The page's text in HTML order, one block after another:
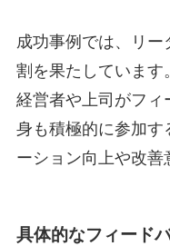
成功事例では、リ
割を果たしています。
経営者や上司がフィ
身も積極的に参加
ーション向上や改善
具体的なフィード